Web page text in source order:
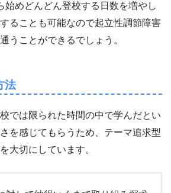
始めどんどん登校する日数を増やし
ることも可能なので起立性調節障害
うことができるでしょう。
法
では限られた時間の中で学んだとい
を感じてもらうため、テーマ追求型
大切にしています。